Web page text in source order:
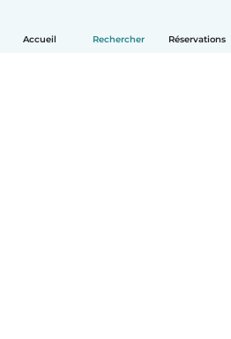
Accueil Rechercher Réservations